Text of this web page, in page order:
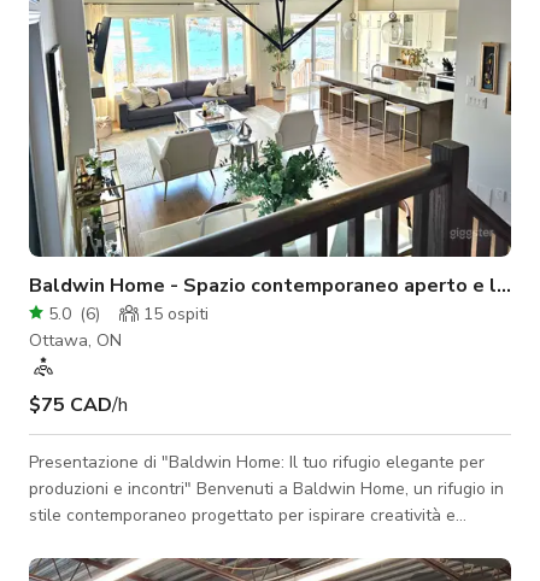
Baldwin Home - Spazio contemporaneo aperto e
5.0 (6) 15 ospiti
Ottawa, ON
$75 CAD/h
Presentazione di "Baldwin Home: Il tuo rifugio elegante per
produzioni e incontri" Benvenuti a Baldwin Home, un rifugio in
stile contemporaneo progettato per ispirare creatività e
Orleans, a pochi minuti in auto dal lato est di Ottawa, questo